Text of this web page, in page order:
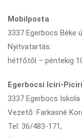
Mobilposta
3337 Egerbocs Béke
Nyitvatartás:
hétfőtől – péntekig
Egerbocsi Iciri-
3337 Egerbocs
Vezető: Farkasné
Tel: 36/483-171,